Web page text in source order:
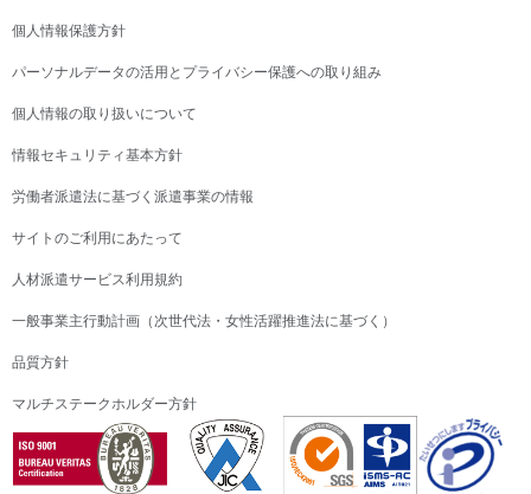
個人情報保護方針
パーソナルデータの活用とプライバシー保護への取り組み
個人情報の取り扱いについて
情報セキュリティ基本方針
労働者派遣法に基づく派遣事業の情報
サイトのご利用にあたって
人材派遣サービス利用規約
一般事業主行動計画（次世代法・女性活躍推進法に基づく）
品質方針
マルチステークホルダー方針